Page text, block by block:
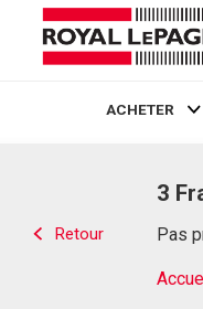
ACHETER
Retour
3
Pas